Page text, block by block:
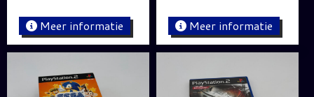
Meer informatie Meer informatie